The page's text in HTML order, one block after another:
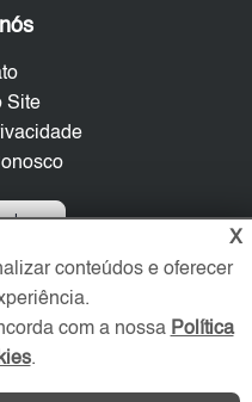
Site
por
X
conteúdos e oferecer
com a nossa Política
.